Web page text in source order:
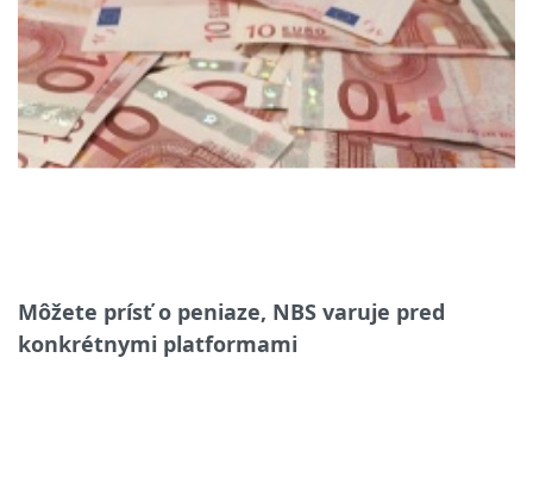
Môžete prísť o peniaze, NBS varuje pred
konkrétnymi platformami